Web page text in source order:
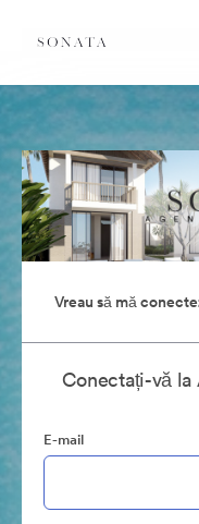
Vreau să mă
Conectați-vă
E-mail